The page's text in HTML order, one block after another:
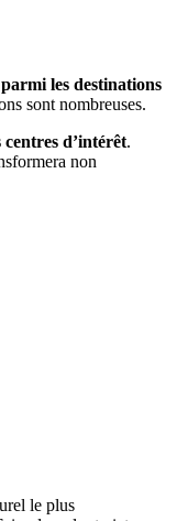
les destinations
sont nombreuses.
centres d’intérêt.
non
le plus